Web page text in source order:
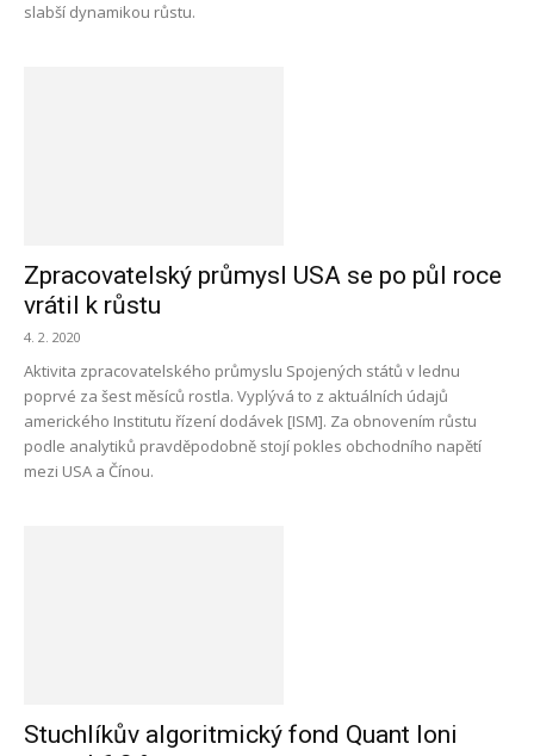
slabší dynamikou růstu.
Zpracovatelský průmysl USA se po půl roce
vrátil k růstu
4. 2. 2020
Aktivita zpracovatelského průmyslu Spojených států v lednu
poprvé za šest měsíců rostla. Vyplývá to z aktuálních údajů
amerického Institutu řízení dodávek [ISM]. Za obnovením růstu
podle analytiků pravděpodobně stojí pokles obchodního napětí
mezi USA a Čínou.
Stuchlíkův algoritmický fond Quant loni